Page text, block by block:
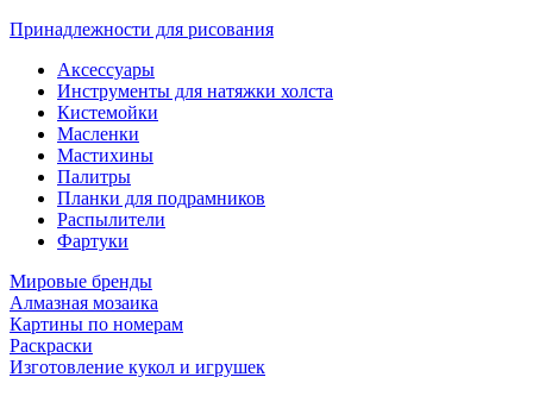
Принадлежности для рисования
Аксессуары
Инструменты для натяжки холста
Кистемойки
Масленки
Мастихины
Палитры
Планки для подрамников
Распылители
Фартуки
Мировые бренды
Алмазная мозаика
Картины по номерам
Раскраски
Изготовление кукол и игрушек